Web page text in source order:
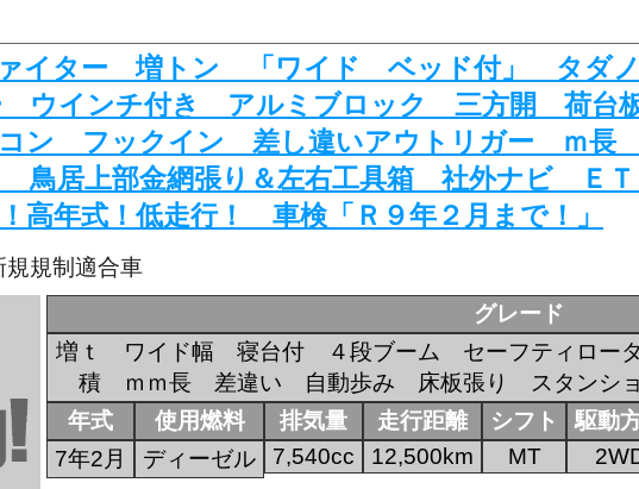
イター 増トン 「ワイド ベッド付」 タダノ
ウインチ付き アルミブロック 三方開 荷台
ン フックイン 差し違いアウトリガー ｍ長
鳥居上部金網張り＆左右工具箱 社外ナビ Ｅ
高年式！低走行！ 車検「Ｒ９年２月まで！」
規制適合車
グレード
増ｔ ワイド幅 寝台付 ４段ブーム セーフティロー
積 ｍｍ長 差違い 自動歩み 床板張り スタンシ
年式
7年2月
使用燃料
ディーゼル
排気量
7,540cc
走行距離
12,500km
シフト
MT
駆動